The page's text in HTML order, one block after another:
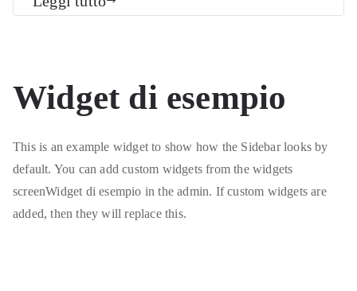
Widget di esempio
This is an example widget to show how the Sidebar looks by
default. You can add custom widgets from the widgets
screenWidget di esempio in the admin. If custom widgets are
added, then they will replace this.